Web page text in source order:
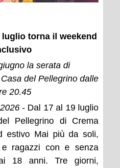
torna il weekend
la serata di
del Pellegrino dalle
20.45
- Dal 17 al 19 luglio
Pellegrino di Crema
estivo Mai più da soli,
ragazzi con e senza
18 anni. Tre giorni,